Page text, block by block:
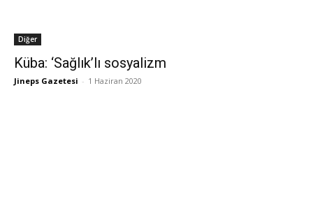
Diğer
Küba: ‘Sağlık’lı sosyalizm
Jineps Gazetesi - 1 Haziran 2020